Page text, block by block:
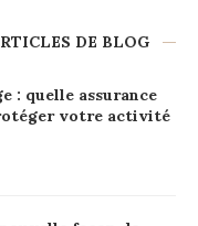
DE BLOG
: quelle assurance
votre activité